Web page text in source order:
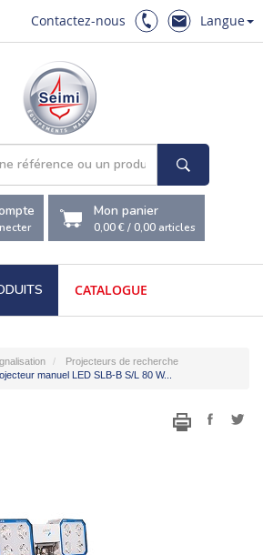
Contactez-nous Langue
Mon panier
0,00 €/0,00 articles
CATALOGUE
Projecteurs de recherche
manuel LED SLB-B S/L 80 W...